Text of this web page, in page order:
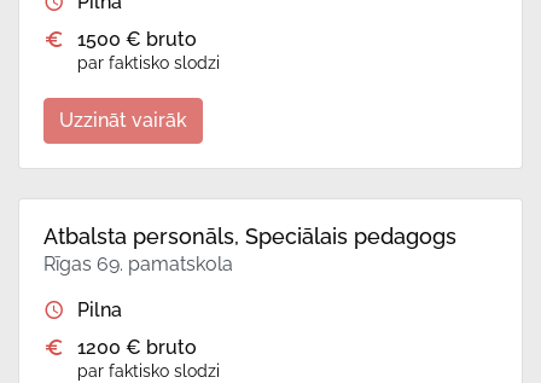
1500 € bruto
par faktisko slodzi
Uzzināt vairāk
Atbalsta personāls, Speciālais pedagogs
Rīgas 69. pamatskola
Pilna
1200 € bruto
par faktisko slodzi